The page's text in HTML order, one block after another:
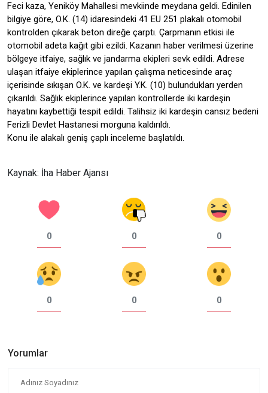
Feci kaza, Yeniköy Mahallesi mevkiinde meydana geldi. Edinilen
bilgiye göre, O.K. (14) idaresindeki 41 EU 251 plakalı otomobil
kontrolden çıkarak beton direğe çarptı. Çarpmanın etkisi ile
otomobil adeta kağıt gibi ezildi. Kazanın haber verilmesi üzerine
bölgeye itfaiye, sağlık ve jandarma ekipleri sevk edildi. Adrese
ulaşan itfaiye ekiplerince yapılan çalışma neticesinde araç
içerisinde sıkışan O.K. ve kardeşi Y.K. (10) bulundukları yerden
çıkarıldı. Sağlık ekiplerince yapılan kontrollerde iki kardeşin
hayatını kaybettiği tespit edildi. Talihsiz iki kardeşin cansız bedeni
Ferizli Devlet Hastanesi morguna kaldırıldı.
Konu ile alakalı geniş çaplı inceleme başlatıldı.
Kaynak: İha Haber Ajansı
0 0 0
0 0 0
Yorumlar